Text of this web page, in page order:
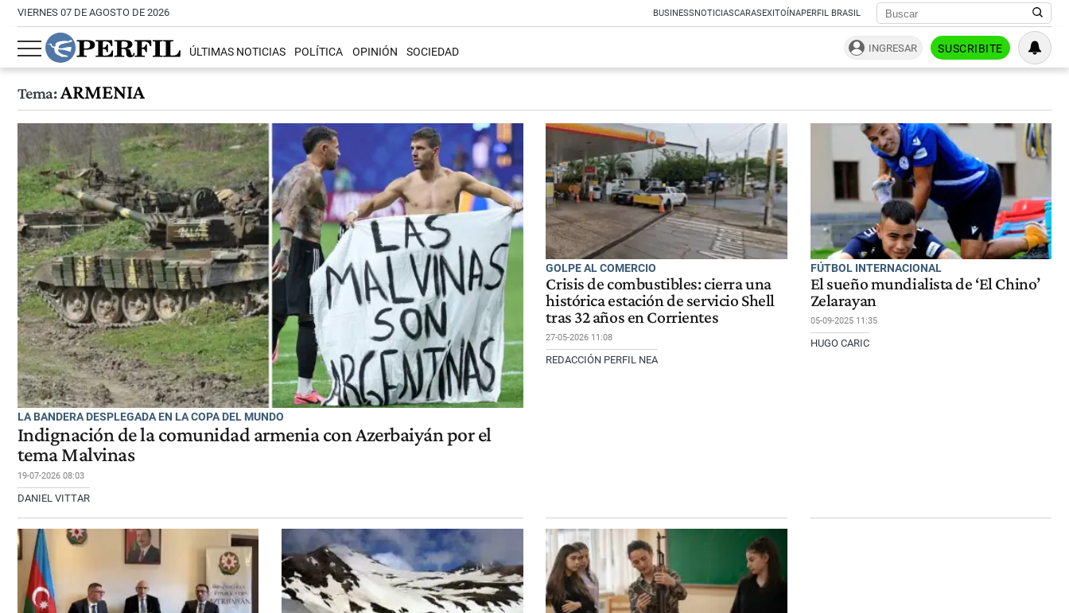
VIERNES 07 DE AGOSTO DE 2026 BUSINESSNOTICIASCARASEXITOÍNAPERFIL BRASIL
ÚLTIMAS NOTICIAS POLÍTICA OPINIÓN SOCIEDAD INGRESAR SUSCRIBITE
Tema:ARMENIA
LA BANDERA DESPLEGADA EN LA COPA DEL MUNDO
Indignación de la comunidad armenia con Azerbaiyán por el
tema Malvinas
19-07-2026 08:03
DANIEL VITTAR
GOLPE AL COMERCIO
Crisis de combustibles: cierra una
histórica estación de servicio Shell
tras 32 años en Corrientes
27-05-2026 11:08
REDACCIÓN PERFIL NEA
FÚTBOL INTERNACIONAL
El sueño mundialista de ‘El Chino’
Zelarayan
05-09-2025 11:35
HUGO CARIC